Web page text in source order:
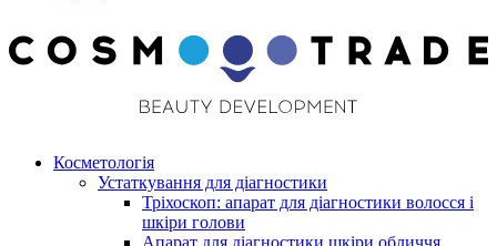
Косметологія
Устаткування для діагностики
Тріхоскоп: апарат для діагностики волосся і
шкіри голови